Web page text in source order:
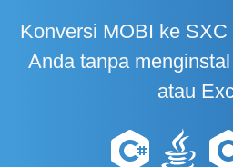
Konversi MOBI ke
Anda tanpa
atau